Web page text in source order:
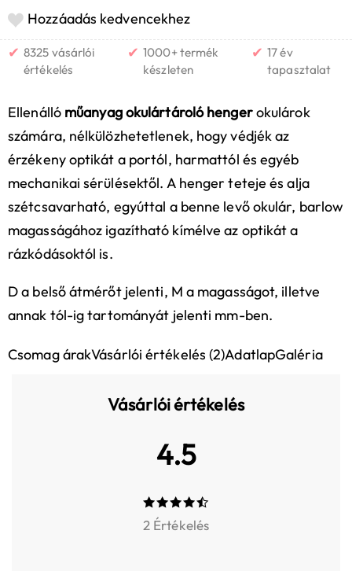
Hozzáadás kedvencekhez
✔ 8325 vásárlói
értékelés
✔ 1000+ termék
készleten
✔ 17 év
tapasztalat
Ellenálló műanyag okulártároló hengerokulárok
számára, nélkülözhetetlenek, hogy védjék az
érzékeny optikát a portól, harmattól és egyéb
mechanikai sérülésektől. A henger teteje és alja
szétcsavarható, egyúttal a benne levő okulár, barlow
magasságához igazítható kímélve az optikát a
rázkódásoktól is.
D a belső átmérőt jelenti, M a magasságot, illetve
annak tól-ig tartományát jelenti mm-ben.
Csomag árakVásárlói értékelés (2)AdatlapGaléria
Vásárlói értékelés
4.5
2 Értékelés